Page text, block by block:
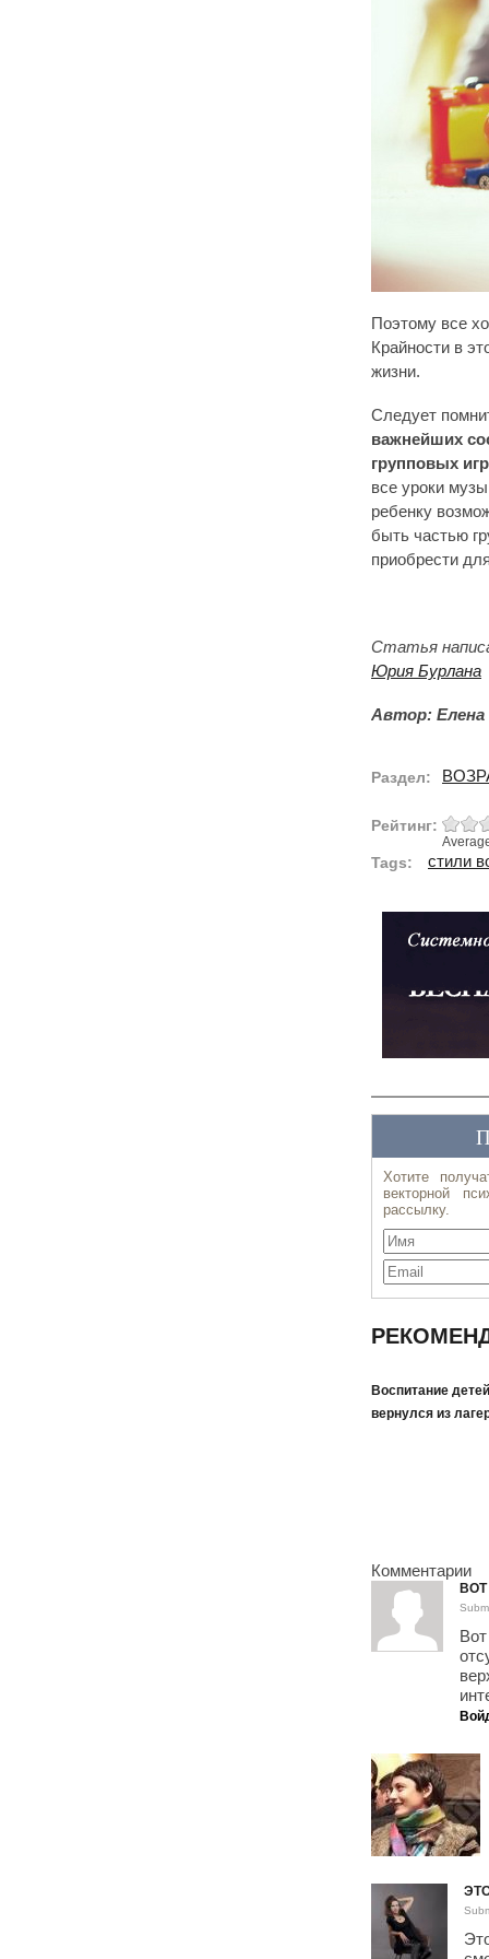
Поэтому все
Крайности в
жизни.
Следует
важнейших
групповых
все уроки
ребенку
быть частью
приобрести
Статья
Юрия Бурлана
Автор: Елена
Раздел:
Рейтинг:
Tags: стили
Воспитание
вернулся из
Комментарии